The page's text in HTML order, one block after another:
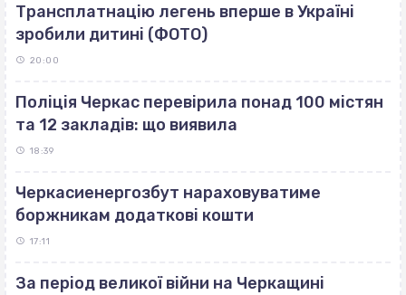
Трансплатнацію легень вперше в Україні
зробили дитині (ФОТО)
20:00
Поліція Черкас перевірила понад 100 містян
та 12 закладів: що виявила
18:39
Черкасиенергозбут нараховуватиме
боржникам додаткові кошти
17:11
За період великої війни на Черкащині